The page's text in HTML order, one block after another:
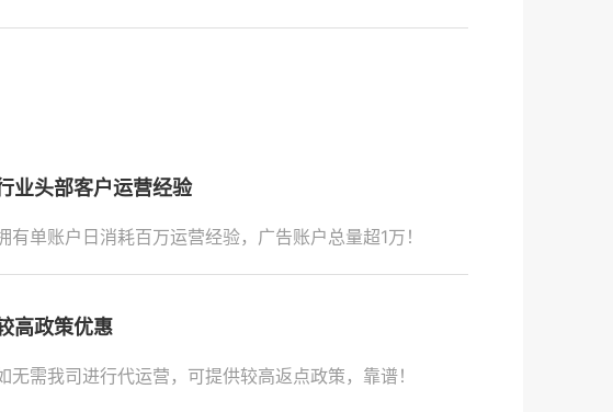
业头部客户运营经验
有单账户日消耗百万运营经验，广告账户总量超1万！
高政策优惠
无需我司进行代运营，可提供较高返点政策，靠谱！